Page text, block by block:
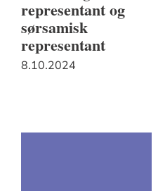
representant og
sørsamisk
representant
8.10.2024